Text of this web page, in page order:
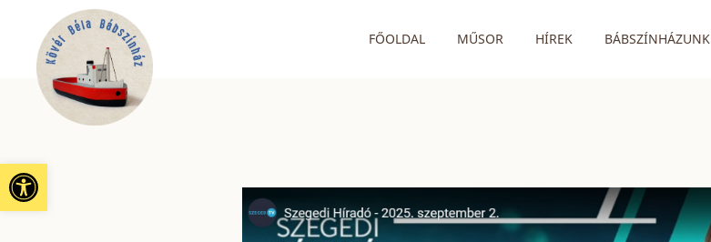
Eszköztár megnyitása
FŐOLDAL MŰSOR HÍREK BÁBSZÍNHÁZUNK